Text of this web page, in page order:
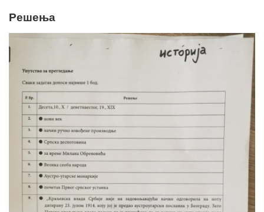
Решења